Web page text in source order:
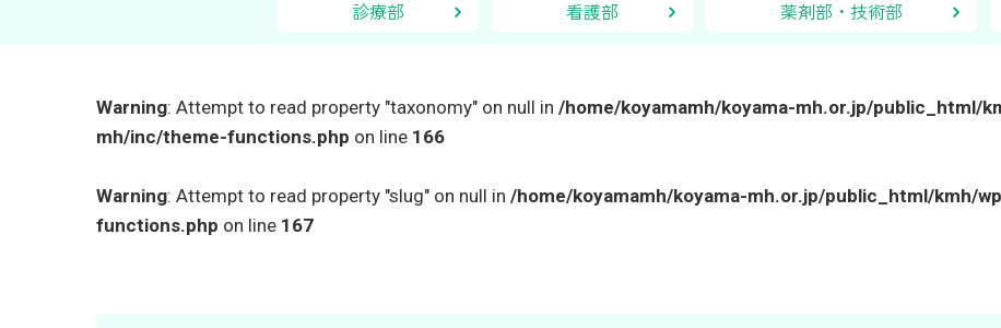
診療部 看護部 薬剤部・技術部
Warning: Attempt to read property "taxonomy" on null in /home/koyamamh/koyama-mh.or.jp/public_html/
mh/inc/theme-functions.php on line 166
Warning: Attempt to read property "slug" on null in /home/koyamamh/koyama-mh.or.jp/public_html/kmh/
functions.php on line 167